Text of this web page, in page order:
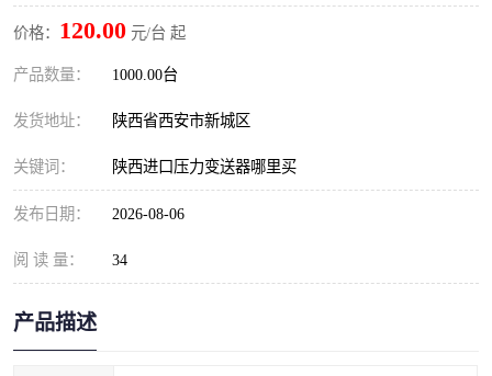
价格： 120.00 元/台 起
产品数量： 1000.00台
发货地址： 陕西省西安市新城区
关键词： 陕西进口压力变送器哪里买
发布日期： 2026-08-06
阅 读 量： 34
产品描述